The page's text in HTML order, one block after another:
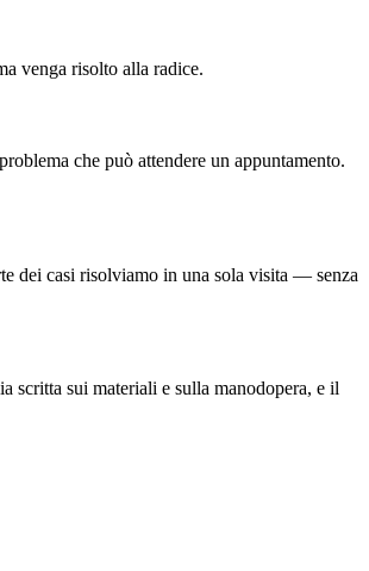
venga risolto alla radice.
che può attendere un appuntamento.
dei casi risolviamo in una sola visita — senza
scritta sui materiali e sulla manodopera, e il